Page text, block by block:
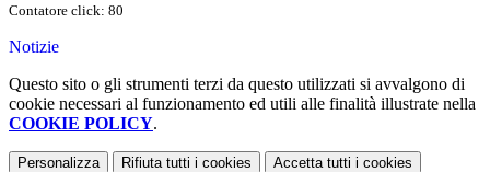
Contatore click: 80
Notizie
Questo sito o gli strumenti terzi da questo utilizzati si avvalgono di
cookie necessari al funzionamento ed utili alle finalità illustrate nella
COOKIE POLICY.
Personalizza Rifiuta tutti i cookies Accetta tutti i cookies